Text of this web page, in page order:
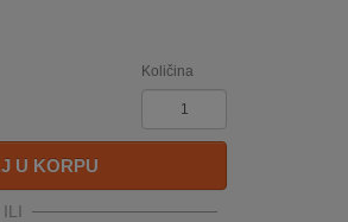
Količina
U KORPU
ILI